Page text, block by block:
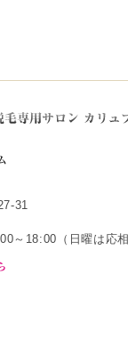
31
～18:00（日曜は応相